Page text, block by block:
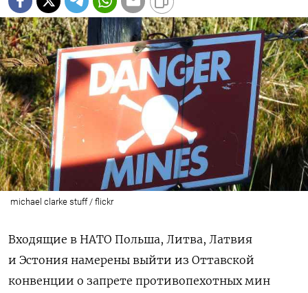
michael clarke stuff / flickr
Входящие в НАТО Польша, Литва, Латвия
и Эстония намерены выйти из Оттавской
конвенции о запрете противопехотных мин